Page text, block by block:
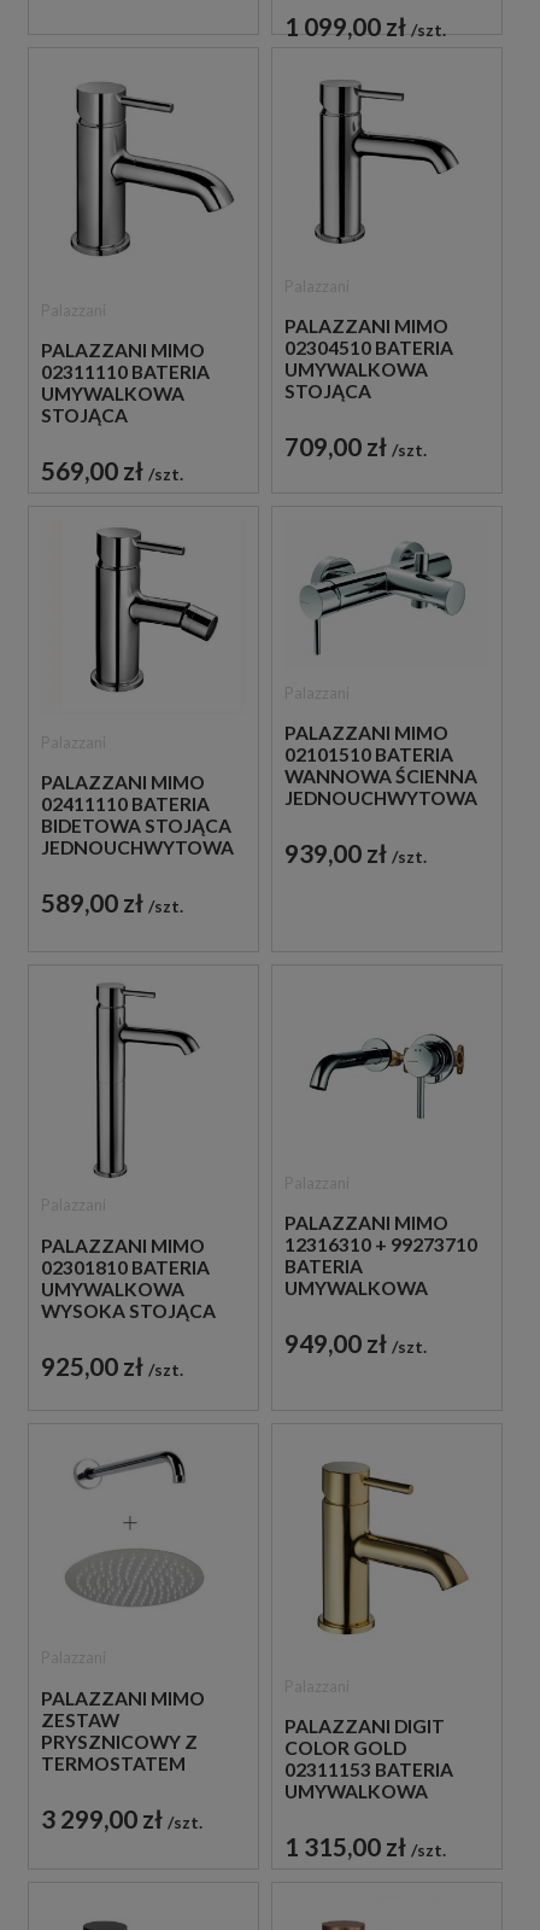
1 099,00 zł szt.
PALAZZANI MIMO
02311110 BATERIA
UMYWALKOWA
STOJĄCA
CHROM
569,00 zł szt.
PALAZZANI MIMO
02304510 BATERIA
UMYWALKOWA
STOJĄCA
CHROM
709,00 zł szt.
PALAZZANI MIMO
02411110 BATERIA
BIDETOWA STOJĄCA
JEDNOUCHWYTOWA
589,00 zł szt.
PALAZZANI MIMO
02101510 BATERIA
WANNOWA ŚCIENNA
JEDNOUCHWYTOWA
939,00 zł szt.
PALAZZANI MIMO
02301810 BATERIA
UMYWALKOWA
WYSOKA STOJĄCA
CHROM
925,00 zł szt.
PALAZZANI MIMO
12316310 + 99273710
BATERIA
UMYWALKOWA
JEDNOUCHWYTOWA
CHROM
949,00 zł szt.
PALAZZANI MIMO
ZESTAW
PRYSZNICOWY Z
TERMOSTATEM
3 299,00 zł szt.
PALAZZANI DIGIT
COLOR GOLD
02311153 BATERIA
UMYWALKOWA
JEDNOUCHWYTOWA
ZŁOTA
1 315,00 zł szt.